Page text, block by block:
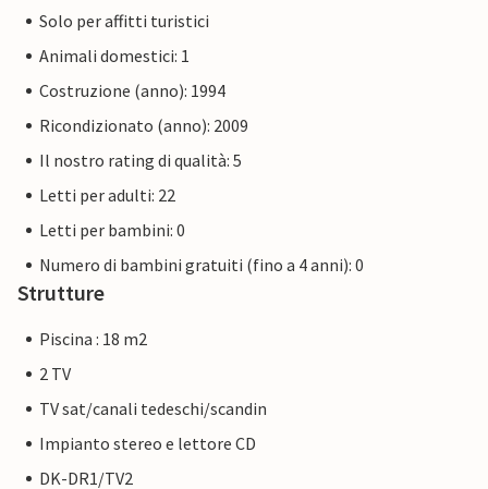
Solo per affitti turistici
Animali domestici: 1
Costruzione (anno): 1994
Ricondizionato (anno): 2009
Il nostro rating di qualità: 5
Letti per adulti: 22
Letti per bambini: 0
Numero di bambini gratuiti (fino a 4 anni): 0
Strutture
Piscina : 18 m2
2 TV
TV sat/canali tedeschi/scandin
Impianto stereo e lettore CD
DK-DR1/TV2